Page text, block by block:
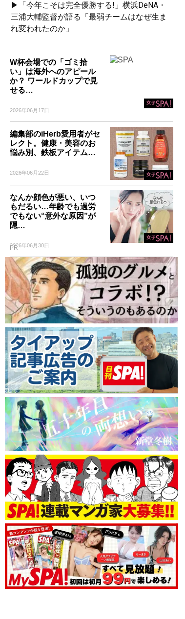
▶「今年こそは完全優勝する!」横浜DeNA・
三浦大輔監督が語る「最弱チームはなぜ生ま
れ変われたのか」
W杯会場での「ゴミ拾
い」は海外へのアピール
か？ ワールドカップで見
せる…
2026年06月17日
編集部のiHerb愛用者がセ
レクト。健康・美容のお
悩み別、鉄板アイテム…
2026年06月22日
なんか顔色が悪い、いつ
もだるい…年齢でも過労
でもない“意外な原因”が
隠…
2026年06月30日
PR